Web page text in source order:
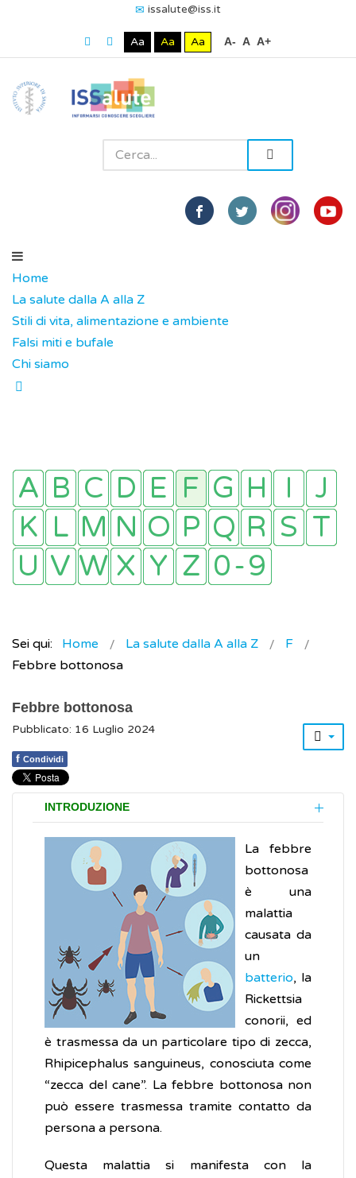
issalute@iss.it
Aa Aa Aa A- A A+
Home
La salute dalla A alla Z
Stili di vita, alimentazione e ambiente
Falsi miti e bufale
Chi siamo
Sei qui: Home La salute dalla A alla Z
F
Febbre bottonosa
Febbre bottonosa
Pubblicato: 16 Luglio 2024
f Condividi
INTRODUZIONE
La febbre
bottonosa
è una
malattia
causata da
un
batterio, la
Rickettsia
conorii, ed
è trasmessa da un particolare tipo di zecca,
Rhipicephalus sanguineus, conosciuta come
“zecca del cane”. La febbre bottonosa non
può essere trasmessa tramite contatto da
persona a persona.
Questa malattia si manifesta con la